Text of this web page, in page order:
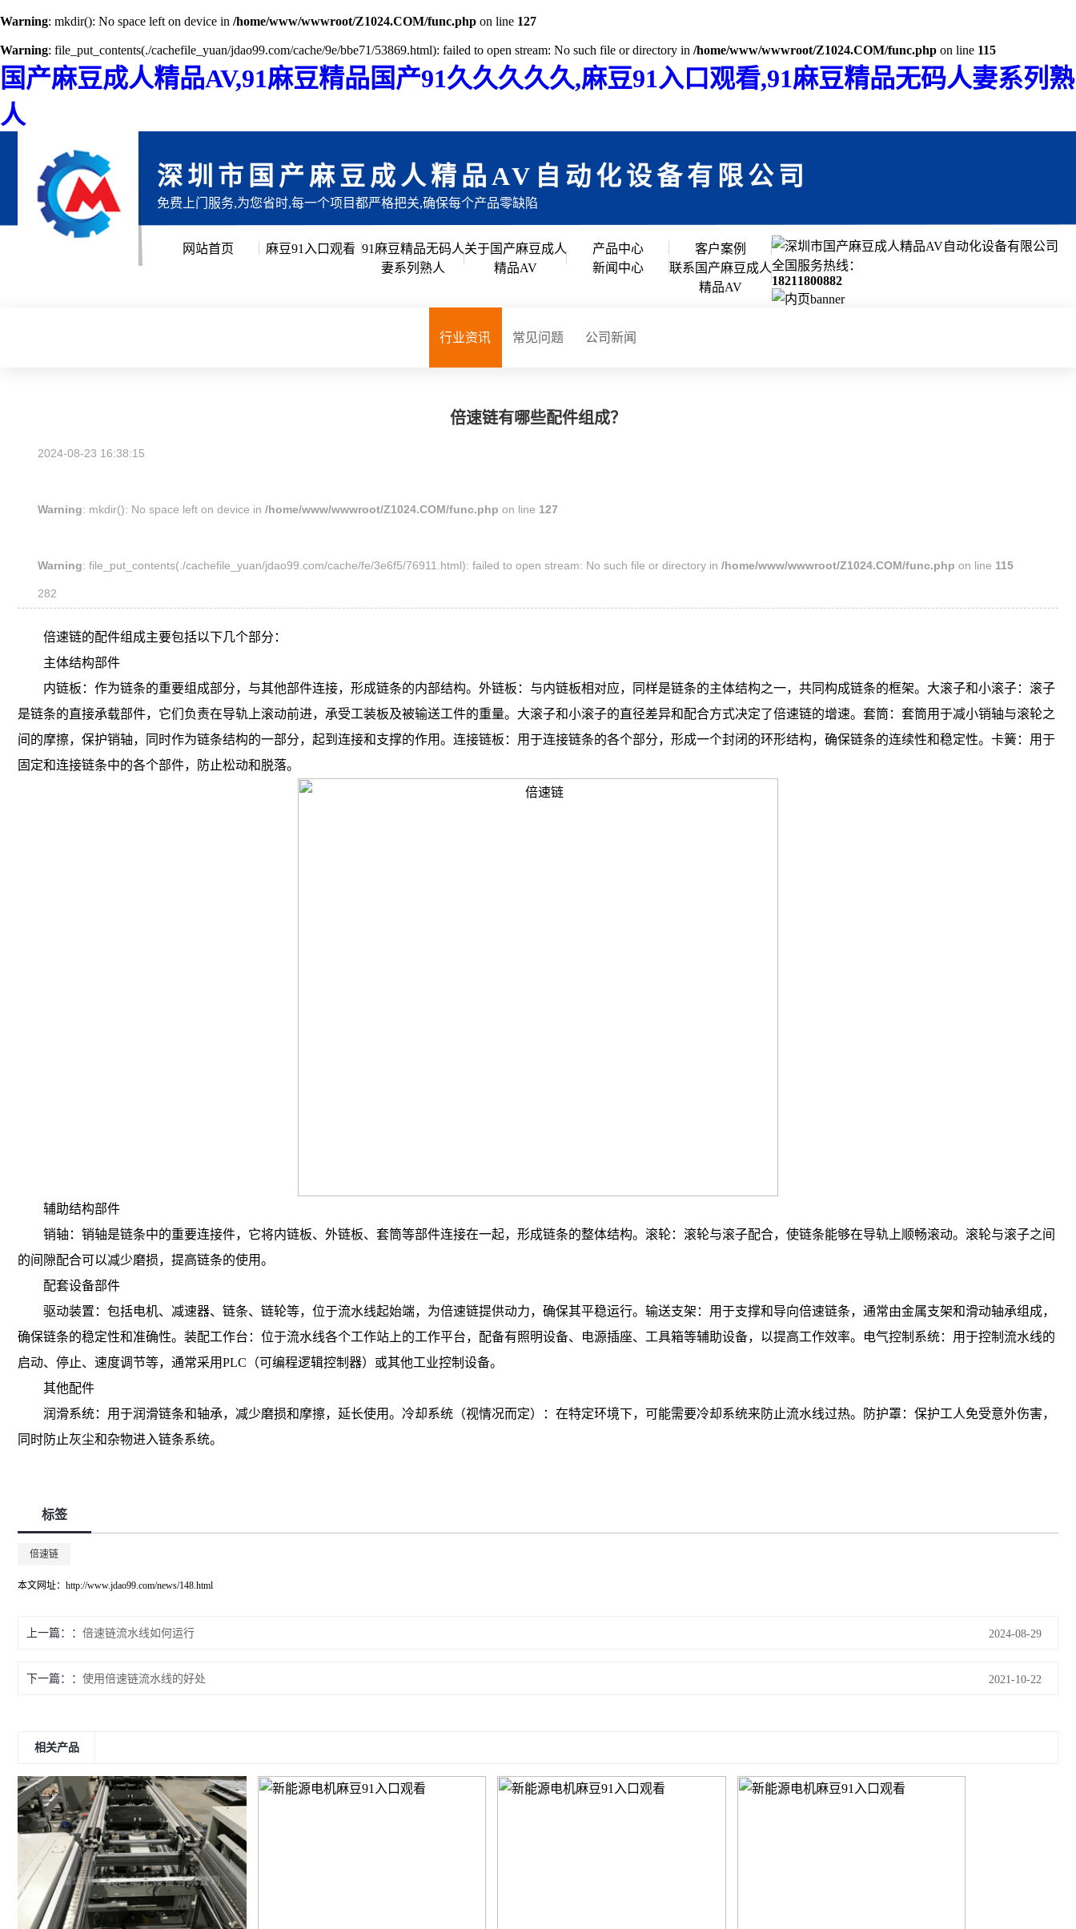
Warning: mkdir(): No space left on device in /home/www/wwwroot/Z1024.COM/func.php on line 127
Warning: file_put_contents(./cachefile_yuan/jdao99.com/cache/9e/bbe71/53869.html): failed to open stream: No such file or directory in /home/www/wwwroot/Z1024.COM/func.php on line 115
国产麻豆成人精品AV,91麻豆精品国产91久久久久久,麻豆91入口观看,91麻豆精品无码人妻系列熟
人
深圳市国产麻豆成人精品AV自动化设备有限公司
免费上门服务,为您省时,每一个项目都严格把关,确保每个产品零缺陷
全国服务热线：
18211800882
网站首页 麻豆91入口观看 91麻豆精品无码人
妻系列熟人
关于国产麻豆成人
精品AV
公司简介
企业文化
创始人说
公司环境
产品中心
倍速链组装线
91麻豆精品国产91久久久久久
工作台周转车
客户案例
新闻中心
联系国产麻豆成人
精品AV
行业资讯 常见问题 公司新闻
倍速链有哪些配件组成？
2024-08-23 16:38:15
Warning: mkdir(): No space left on device in /home/www/wwwroot/Z1024.COM/func.php on line 127
Warning: file_put_contents(./cachefile_yuan/jdao99.com/cache/fe/3e6f5/76911.html): failed to open stream: No such file or directory in /home/www/wwwroot/Z1024.COM/func.php on line 115
282
倍速链的配件组成主要包括以下几个部分：
主体结构部件
内链板：作为链条的重要组成部分，与其他部件连接，形成链条的内部结构。外链板：与内链板相对应，同样是链条的主体结构之一，共同构成链条的框架。大滚子和小滚子：滚子
是链条的直接承载部件，它们负责在导轨上滚动前进，承受工装板及被输送工件的重量。大滚子和小滚子的直径差异和配合方式决定了倍速链的增速。套筒：套筒用于减小销轴与滚轮之
间的摩擦，保护销轴，同时作为链条结构的一部分，起到连接和支撑的作用。连接链板：用于连接链条的各个部分，形成一个封闭的环形结构，确保链条的连续性和稳定性。卡簧：用于
固定和连接链条中的各个部件，防止松动和脱落。
辅助结构部件
销轴：销轴是链条中的重要连接件，它将内链板、外链板、套筒等部件连接在一起，形成链条的整体结构。滚轮：滚轮与滚子配合，使链条能够在导轨上顺畅滚动。滚轮与滚子之间
的间隙配合可以减少磨损，提高链条的使用。
配套设备部件
驱动装置：包括电机、减速器、链条、链轮等，位于流水线起始端，为倍速链提供动力，确保其平稳运行。输送支架：用于支撑和导向倍速链条，通常由金属支架和滑动轴承组成，
确保链条的稳定性和准确性。装配工作台 ：位于流水线各个工作站上的工作平台，配备有照明设备、电源插座、工具箱等辅助设备，以提高工作效率。电气控制系统：用于控制流水线的
启动、停止、速度调节等，通常采用PLC（可编程逻辑控制器）或其他工业控制设备。
其他配件
润滑系统：用于润滑链条和轴承，减少磨损和摩擦，延长使用。冷却系统（视情况而定）：在特定环境下，可能需要冷却系统来防止流水线过热。防护罩：保护工人免受意外伤害，
同时防止灰尘和杂物进入链条系统。
标签
倍速链
本文网址： http://www.jdao99.com/news/148.html
上一篇： 倍速链流水线如何运行 2024-08-29
下一篇： 使用倍速链流水线的好处 2021-10-22
相关产品